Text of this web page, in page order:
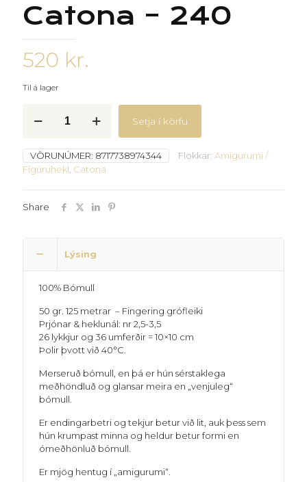
Catona – 240
520 kr.
Til á lager
quantity
Setja í körfu
VÖRUNÚMER: 8717738974344 Flokkar: Amigurumi /
Fígúruhekl Catona
Share
Lýsing
100% Bómull
50 gr. 125 metrar – Fingering grófleiki
Prjónar & heklunál: nr 2,5-3,5
26 lykkjur og 36 umferðir = 10×10 cm
Þolir þvott við 40°C.
Merseruð bómull, en þá er hún sérstaklega
meðhöndluð og glansar meira en „venjuleg“
bómull.
Er endingarbetri og tekjur betur við lit, auk þess sem
hún krumpast minna og heldur betur formi en
ómeðhönluð bómull.
Er mjög hentug í „amigurumi“.